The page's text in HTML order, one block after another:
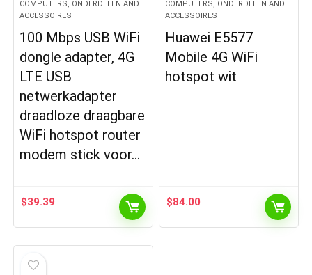
COMPUTERS, ONDERDELEN AND
ACCESSOIRES
100 Mbps USB WiFi
dongle adapter, 4G
LTE USB
netwerkadapter
draadloze draagbare
WiFi hotspot router
modem stick voor…
$39.39
COMPUTERS, ONDERDELEN AND
ACCESSOIRES
Huawei E5577
Mobile 4G WiFi
hotspot wit
$84.00